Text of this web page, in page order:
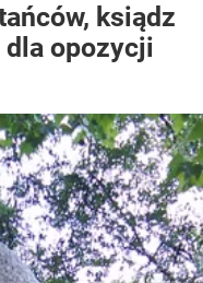
ksiądz
dla opozycji